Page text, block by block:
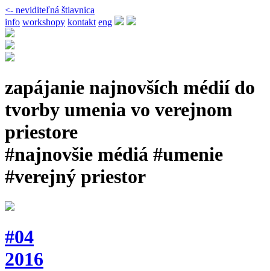
<- neviditeľná štiavnica
info workshopy kontakt eng
zapájanie najnovších médií do
tvorby umenia vo verejnom
priestore
#najnovšie médiá #umenie
#verejný priestor
#04
2016